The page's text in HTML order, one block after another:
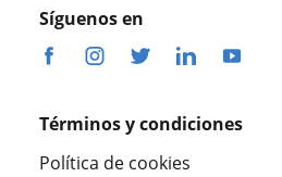
Síguenos en
Términos y condiciones
Política de cookies